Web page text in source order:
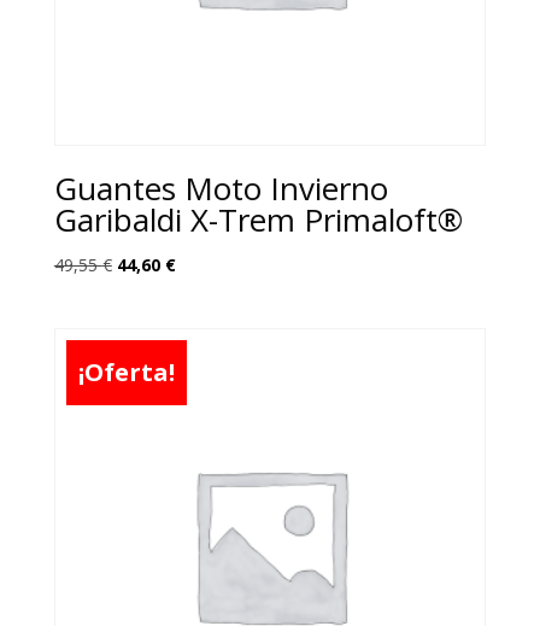
Guantes Moto Invierno
Garibaldi X-Trem Primaloft®
49,55€ El
era:
49,55 €.
44,60 €El
es:
¡Oferta!